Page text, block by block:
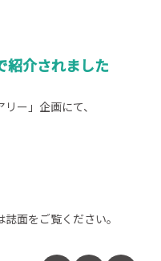
紹介されました
ー」企画にて、
面をご覧ください。